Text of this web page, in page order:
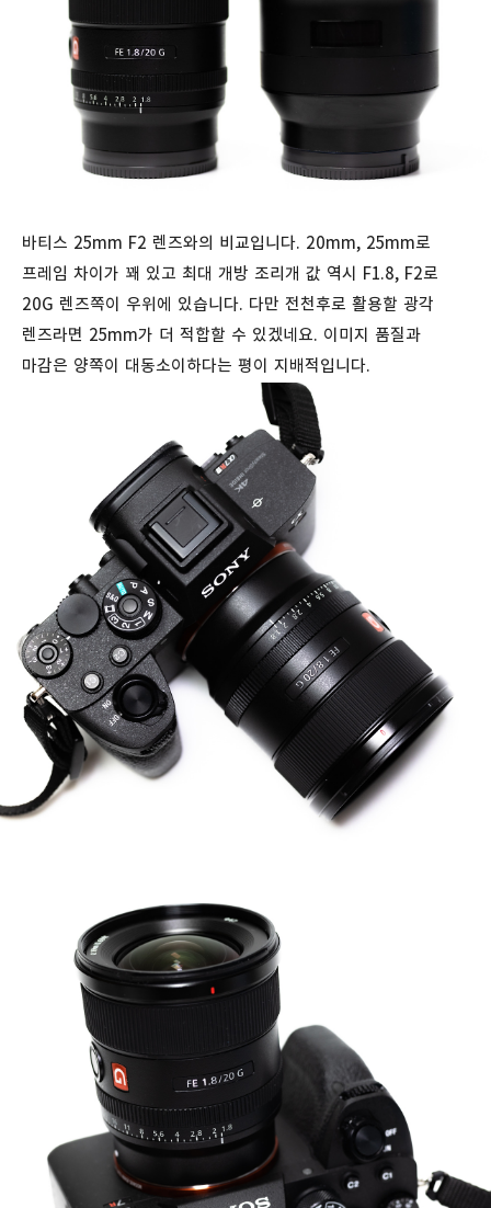
바티스 25mm F2 렌즈와의 비교입니다. 20mm, 25mm로
프레임 차이가 꽤 있고 최대 개방 조리개 값 역시 F1.8, F2로
20G 렌즈쪽이 우위에 있습니다. 다만 전천후로 활용할 광각
렌즈라면 25mm가 더 적합할 수 있겠네요. 이미지 품질과
마감은 양쪽이 대동소이하다는 평이 지배적입니다.